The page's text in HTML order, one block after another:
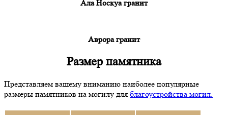
Ала Носкуа гранит
Аврора гранит
Размер памятника
Представляем вашему вниманию наиболее популярные
размеры памятников на могилу для благоустройства могил.